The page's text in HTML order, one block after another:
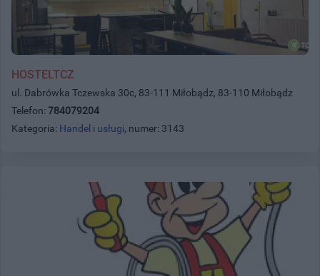
HOSTELTCZ
ul. Dabrówka Tczewska 30c, 83-111 Miłobądz, 83-110 Miłobądz
Telefon: 784079204
Kategoria: Handel i usługi, numer: 3143